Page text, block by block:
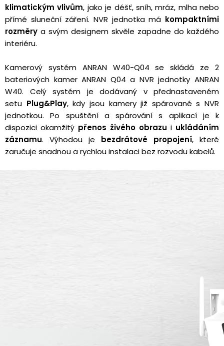
klimatickým vlivům, jako je déšť, sníh, mráz, mlha nebo
přímé sluneční záření. NVR jednotka má kompaktními
rozměry a svým designem skvěle zapadne do každého
interiéru.
Kamerový systém ANRAN W40-Q04 se skládá ze 2
bateriových kamer ANRAN Q04 a NVR jednotky ANRAN
W40. Celý systém je dodávaný v přednastaveném
setu Plug&Play, kdy jsou kamery již spárované s NVR
jednotkou. Po spuštění a spárování s aplikací je k
dispozici okamžitý přenos živého obrazu i ukládáním
záznamu. Výhodou je bezdrátové propojení, které
zaručuje snadnou a rychlou instalaci bez rozvodu kabelů.